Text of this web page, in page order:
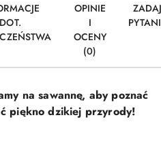
DOT.
OPINIE
I
OCENY
(0)
na sawannę, aby poznać
piękno dzikiej przyrody!